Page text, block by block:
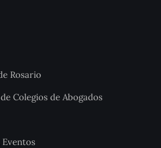
Rosario
Colegios de Abogados